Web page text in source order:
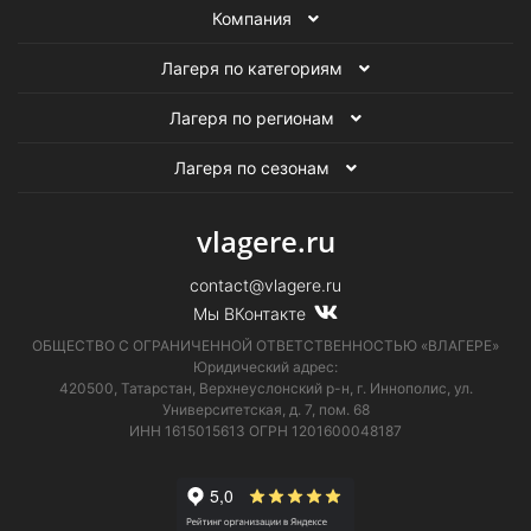
Компания
Лагеря по категориям
Лагеря по регионам
Лагеря по сезонам
vlagere.ru
contact@vlagere.ru
Мы ВКонтакте
ОБЩЕСТВО С ОГРАНИЧЕННОЙ ОТВЕТСТВЕННОСТЬЮ «ВЛАГЕРЕ»
Юридический адрес:
420500, Татарстан, Верхнеуслонский р-н, г. Иннополис, ул.
Университетская, д. 7, пом. 68
ИНН 1615015613 ОГРН 1201600048187